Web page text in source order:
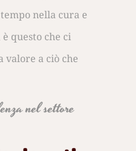
nella cura e
questo che ci
valore a ciò che
nel settore